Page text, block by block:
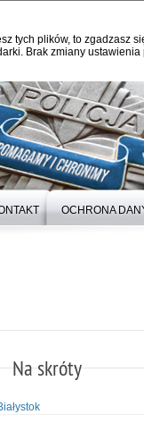
tych plików, to zgadzasz
Brak zmiany ustawienia
OCHRONA
Na skróty